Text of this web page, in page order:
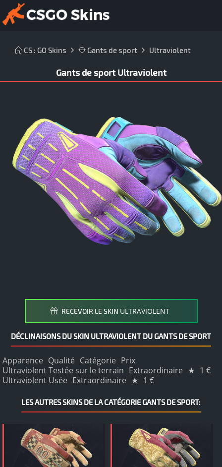
CS : GO Skins Gants de sport Ultraviolent
Gants de sport Ultraviolent
RECEVOIR LE SKIN ULTRAVIOLENT
DÉCLINAISONS DU SKIN ULTRAVIOLENT DU GANTS DE SPORT
Apparence Qualité Catégorie Prix
Ultraviolent Testée sur le terrain Extraordinaire ★ 1 €
Ultraviolent Usée Extraordinaire ★ 1 €
LES AUTRES SKINS DE LA CATÉGORIE GANTS DE SPORT: